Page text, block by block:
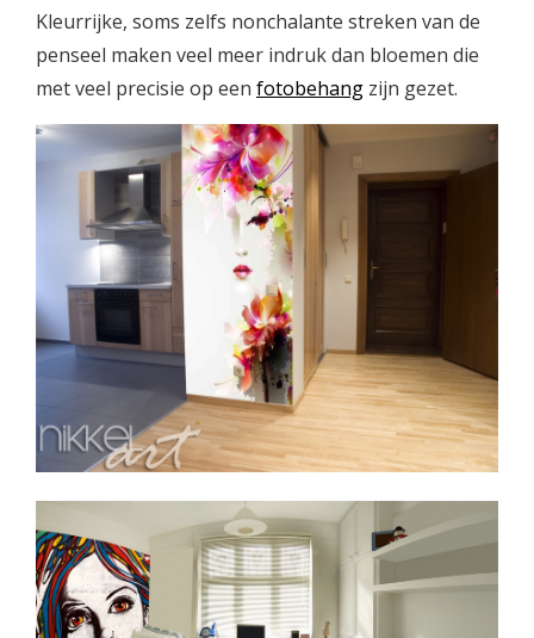
Kleurrijke, soms zelfs nonchalante streken van de
penseel maken veel meer indruk dan bloemen die
met veel precisie op een fotobehang zijn gezet.